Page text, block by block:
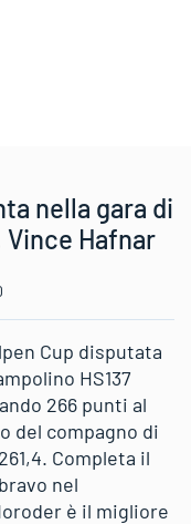
nella gara di
Hafnar
Cup disputata
HS137
266 punti al
del compagno di
Completa il
nel
è il migliore